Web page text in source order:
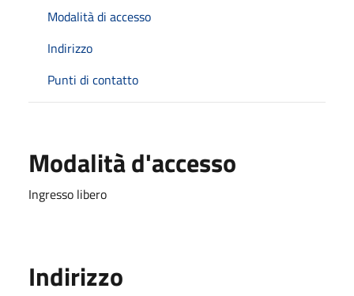
Modalità di accesso
Indirizzo
Punti di contatto
Modalità d'accesso
Ingresso libero
Indirizzo